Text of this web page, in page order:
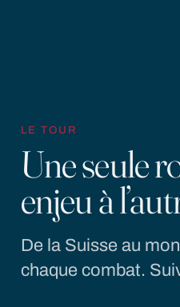
LE TOUR
Une seule
enjeu à
De la Suisse au
chaque combat.